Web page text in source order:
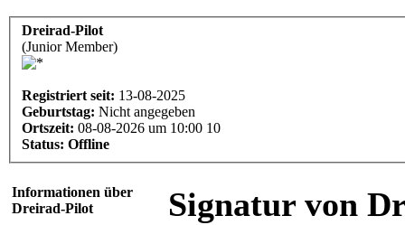
Dreirad-Pilot
(Junior Member)
Registriert seit: 13-08-2025
Geburtstag: Nicht angegeben
Ortszeit: 08-08-2026 um 10:00 10
Status: Offline
Informationen über
Dreirad-Pilot
Signatur von